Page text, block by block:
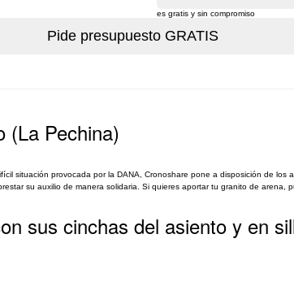
es gratis y sin compromiso
(La Pechina)
situación provocada por la DANA, Cronoshare pone a disposición de los
su auxilio de manera solidaria. Si quieres aportar tu granito de arena,
sus cinchas del asiento y en